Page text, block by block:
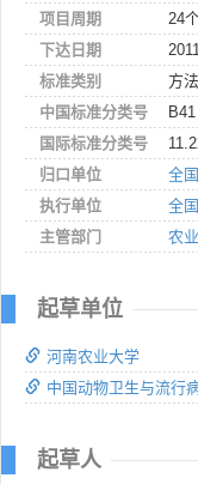
项目周期
24
下达日期
标准类别
方法
中国标准分类号
B41
国际标准分类号
归口单位
全
执行单位
全
主管部门
农
起草单位
河南农业大学
中国动物卫生与流行
起草人